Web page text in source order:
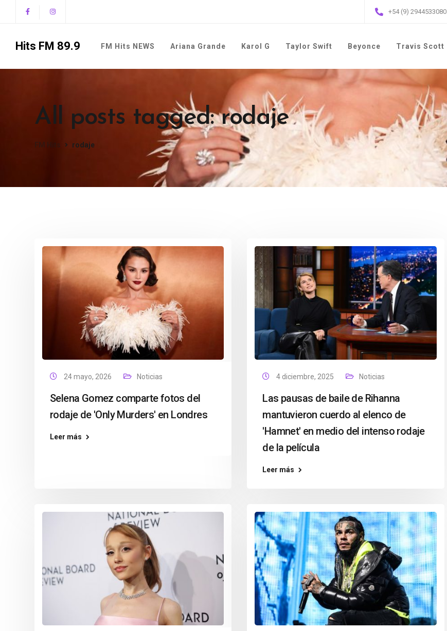
+54 (9) 2944533080
Hits FM 89.9 FM Hits NEWS Ariana Grande Karol G Taylor Swift Beyonce Travis Scott
All posts tagged: rodaje
FM Hits rodaje
24 mayo, 2026 Noticias
Selena Gomez comparte fotos del
rodaje de 'Only Murders' en Londres
Leer más
4 diciembre, 2025 Noticias
Las pausas de baile de Rihanna
mantuvieron cuerdo al elenco de
'Hamnet' en medio del intenso rodaje
de la película
Leer más